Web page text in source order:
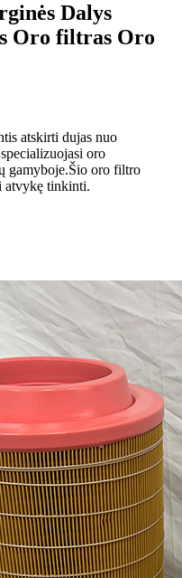
Dalys
Oro filtras Oro
atskirti dujas nuo
oro
gamyboje.Šio oro filtro
atvykę tinkinti.